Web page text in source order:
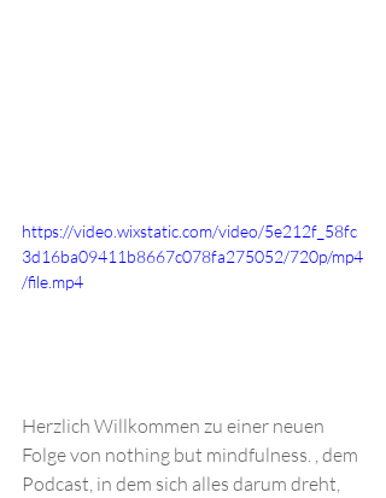
https://video.wixstatic.com/video/5e212f_58fc
3d16ba09411b8667c078fa275052/720p/mp4
/file.mp4
Herzlich Willkommen zu einer neuen
Folge von nothing but mindfulness. , dem
Podcast, in dem sich alles darum dreht,